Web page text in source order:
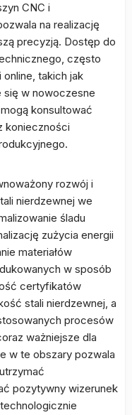
CNC i
na realizację
precyzją. Dostęp do
często
takich jak
się w nowoczesne
konsultować
konieczności
rozwój i
nierdzewnej we
śladu
zużycia energii
materiałów
w sposób
certyfikatów
stali nierdzewnej, a
procesów
ważniejsze dla
w te obszary pozwala
pozytywny wizerunek